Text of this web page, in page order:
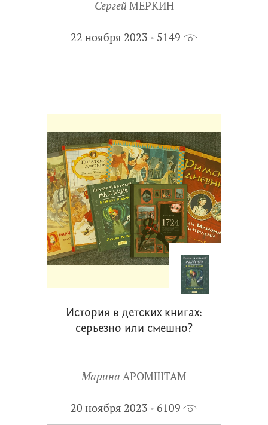
Сергей МЕРКИН
22 ноября 2023 5149
История в детских книгах:
серьезно или смешно?
Марина АРОМШТАМ
20 ноября 2023 6109